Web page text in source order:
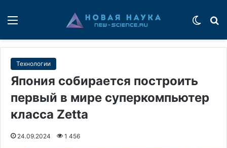
Технологии
Япония собирается построить
первый в мире суперкомпьютер
класса Zetta
24.09.2024 1 456